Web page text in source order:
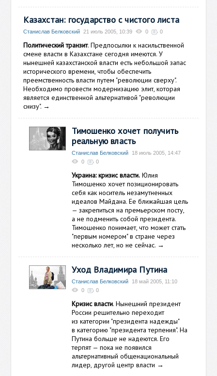
Казахстан: государство с чистого листа
Станислав Белковский 21 июль 2005, 10:39 0 0
Политический транзит. Предпосылки к насильственной
смене власти в Казахстане сегодня имеются. У
нынешней казахстанской власти есть небольшой запас
исторического времени, чтобы обеспечить
преемственность власти путем "революции сверху".
Необходимо провести модернизацию элит, которая
является единственной альтернативой "революции
снизу". →
Тимошенко хочет получить
реальную власть
Станислав Белковский
18 июль 2005, 14:47
0
0
Украина: кризис власти. Юлия
Тимошенко хочет позиционировать
себя как носитель незамутненных
идеалов Майдана. Ее ближайшая цель
— закрепиться на премьерском посту,
а не подменить собой президента.
Тимошенко понимает, что может стать
"первым номером" в стране через
несколько лет, но не сейчас. →
Уход Владимира Путина
Станислав Белковский
18 май 2005, 11:10
0
0
Кризис власти. Нынешний президент
России решительно переходит
из категории "президента надежды"
в категорию "президента терпения". На
Путина больше не надеются. Его
терпят — пока не появился
альтернативный общенациональный
лидер, другой центр власти →